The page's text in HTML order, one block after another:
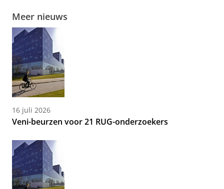
Meer nieuws
16 juli 2026
Veni-beurzen voor 21 RUG-onderzoekers